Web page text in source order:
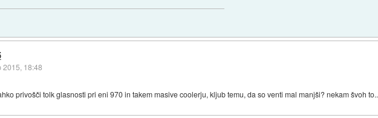
2015, 18:48
privošči tolk glasnosti pri eni 970 in takem masive coolerju, kljub temu, da so venti mal manjši? nekam švoh to..